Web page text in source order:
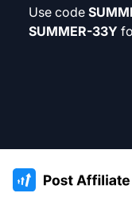
Use code
SUMMER-33Y
:site.title